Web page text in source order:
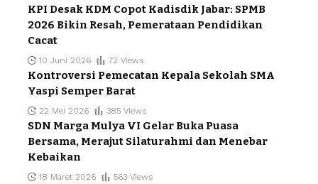
KPI Desak KDM Copot Kadisdik Jabar: SPMB
2026 Bikin Resah, Pemerataan Pendidikan
Cacat
10 Juni 2026 72 Views
Kontroversi Pemecatan Kepala Sekolah SMA
Yaspi Semper Barat
22 Mei 2026 385 Views
SDN Marga Mulya VI Gelar Buka Puasa
Bersama, Merajut Silaturahmi dan Menebar
Kebaikan
18 Maret 2026 563 Views